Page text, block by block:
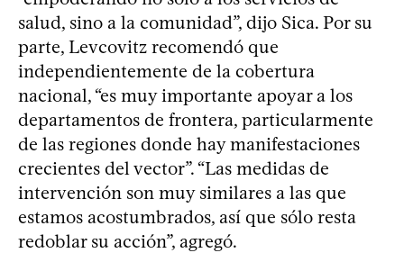
salud, sino a la comunidad”, dijo Sica. Por su
parte, Levcovitz recomendó que
independientemente de la cobertura
nacional, “es muy importante apoyar a los
departamentos de frontera, particularmente
de las regiones donde hay manifestaciones
crecientes del vector”. “Las medidas de
intervención son muy similares a las que
estamos acostumbrados, así que sólo resta
redoblar su acción”, agregó.